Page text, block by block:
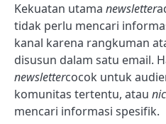
Kekuatan utama newsletter
tidak perlu mencari
kanal karena rangkuman
disusun dalam satu email.
newslettercocok untuk
komunitas tertentu, atau
mencari informasi spesifik.